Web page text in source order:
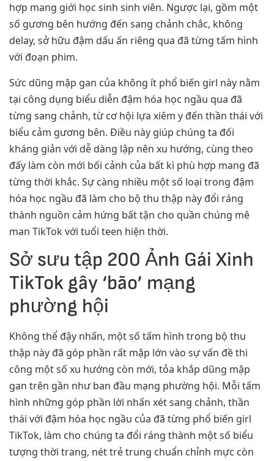
hợp mang giới học sinh sinh viên. Ngược lại, gồm một
số gương bên hướng đến sang chảnh chắc, không
delay, sở hữu đậm dấu ấn riêng qua đã từng tấm hình
với đoạn phim.
Sức dũng mập gan của không ít phổ biến girl này nằm
tại công dụng biểu diễn đậm hóa học ngầu qua đã
từng sang chảnh, từ cơ hội lựa xiêm y đến thần thái với
biểu cảm gương bên. Điều này giúp chúng ta đối
kháng giản với dễ dàng lập nên xu hướng, cùng theo
đấy làm còn mới bối cảnh của bất kì phù hợp mang đã
từng thời khắc. Sự càng nhiều một số loại trong đậm
hóa học ngầu đã làm cho bộ thu thập này đổi ráng
thành nguồn cảm hứng bất tận cho quần chúng mê
man TikTok với tuổi teen hiện thời.
Sở sưu tập 200 Ảnh Gái Xinh
TikTok gây ‘bão’ mạng
phường hội
Không thể đậy nhấn, một số tấm hình trong bộ thu
thập này đã góp phần rất mập lớn vào sự vấn đề thi
công một số xu hướng còn mới, tỏa khắp dũng mập
gan trên gần như ban đầu mạng phường hội. Mỗi tấm
hình những góp phần lời nhấn xét sang chảnh, thần
thái với đậm hóa học ngầu của đã từng phổ biến girl
TikTok, làm cho chúng ta đổi ráng thành một số biểu
tượng thời trang, nét trẻ trung chuẩn chỉnh mực còn